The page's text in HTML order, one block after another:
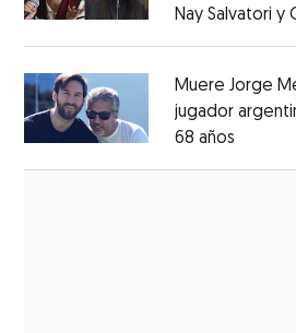
Nay Salvatori y
Muere Jorge
jugador
68 años